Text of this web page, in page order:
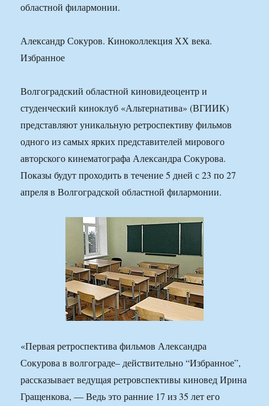
областной филармонии.
Александр Сокуров. Киноколлекция ХХ века.
Избранное
Волгоградский областной киновидеоцентр и
студенческий киноклуб «Альтернатива» (ВГИИК)
представляют уникальную ретроспективу фильмов
одного из самых ярких представителей мирового
авторского кинематографа Александра Сокурова.
Показы будут проходить в течение 5 дней с 23 по 27
апреля в Волгоградской областной филармонии.
«Первая ретроспектива фильмов Александра
Сокурова в волгограде– действительно “Избранное”,
рассказывает ведущая ретровспективы киновед Ирина
Гращенкова, — Ведь это ранние 17 из 35 лет его